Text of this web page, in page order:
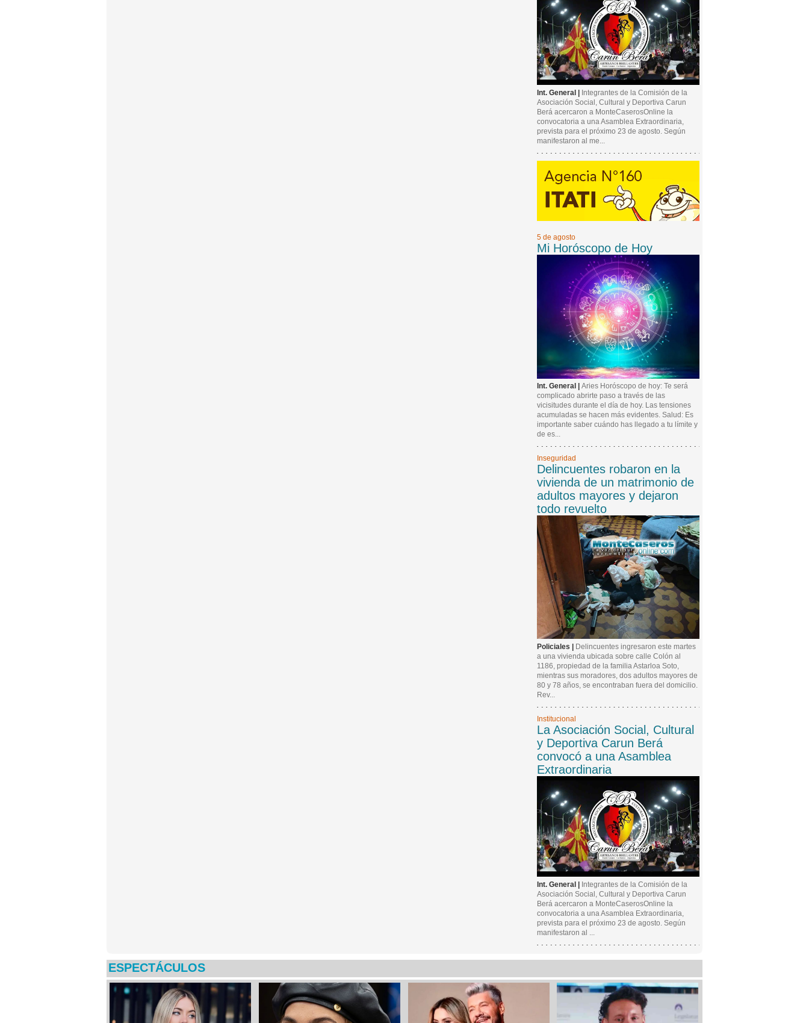
Int. General |
Integrantes de la Comisión de la
Asociación Social, Cultural y Deportiva Carun
Berá acercaron a MonteCaserosOnline la
convocatoria a una Asamblea Extraordinaria,
prevista para el próximo 23 de agosto. Según
manifestaron al me...
5 de agosto
Mi Horóscopo de Hoy
Int. General | Aries Horóscopo de hoy: Te será
complicado abrirte paso a través de las
vicisitudes durante el día de hoy. Las tensiones
acumuladas se hacen más evidentes. Salud: Es
importante saber cuándo has llegado a tu límite y
de es...
Inseguridad
Delincuentes robaron en la
vivienda de un matrimonio de
adultos mayores y dejaron
todo revuelto
Policiales |
Delincuentes ingresaron este martes
a una vivienda ubicada sobre calle Colón al
1186, propiedad de la familia Astarloa Soto,
mientras sus moradores, dos adultos mayores de
80 y 78 años, se encontraban fuera del domicilio.
Rev...
Institucional
La Asociación Social, Cultural
y Deportiva Carun Berá
convocó a una Asamblea
Extraordinaria
Int. General |
Integrantes de la Comisión de la
Asociación Social, Cultural y Deportiva Carun
Berá acercaron a MonteCaserosOnline la
convocatoria a una Asamblea Extraordinaria,
prevista para el próximo 23 de agosto. Según
manifestaron al ...
ESPECTÁCULOS